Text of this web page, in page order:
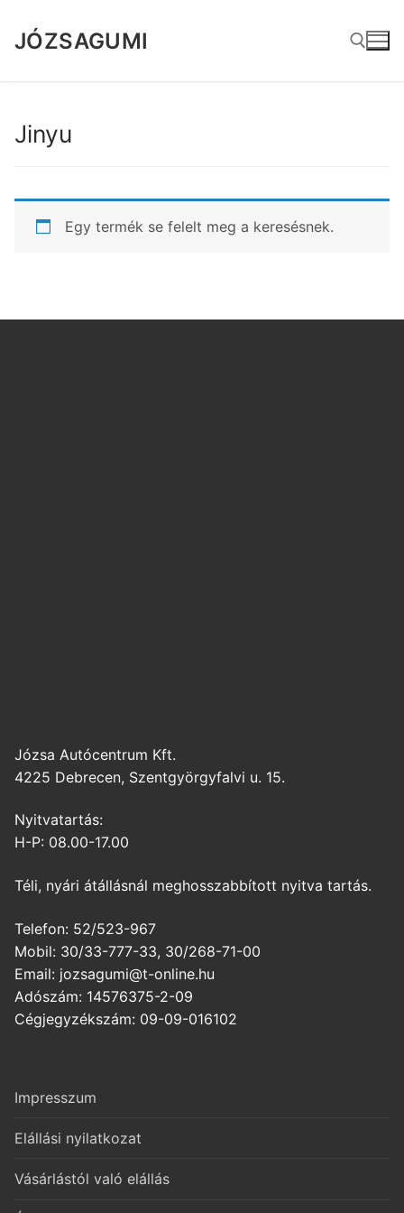
tartalomra
JÓZSAGUMI
Jinyu
Egy termék se felelt meg a keresésnek.
Józsa Autócentrum Kft.
4225 Debrecen, Szentgyörgyfalvi u. 15.
Nyitvatartás:
H-P: 08.00-17.00
Téli, nyári átállásnál meghosszabbított nyitva tartás.
Telefon: 52/523-967
Mobil: 30/33-777-33, 30/268-71-00
Email: jozsagumi@t-online.hu
Adószám: 14576375-2-09
Cégjegyzékszám: 09-09-016102
Impresszum
Elállási nyilatkozat
Vásárlástól való elállás